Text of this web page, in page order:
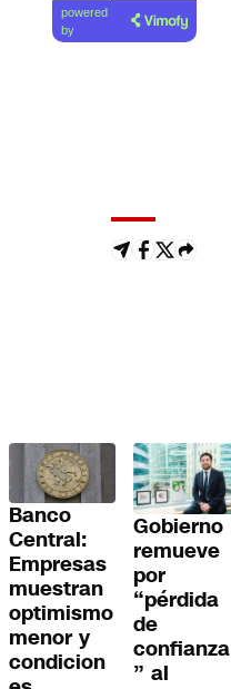
powered
by
Banco
Central:
Empresas
muestran
optimismo
menor y
condicion
Gobierno
remueve
por
“pérdida
de
confianza
” al